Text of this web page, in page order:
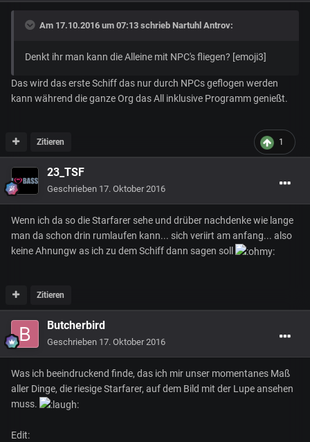
Am 17.10.2016 um 07:13 schrieb Nartuhl Antrov:
Denkt ihr man kann die Alleine mit NPC's fliegen? [emoji3]
Das wird das erste Schiff das nur durch NPCs geflogen werden
kann während die ganze Org das All inklusive Programm genießt.
1
Zitieren
23_TSF
Geschrieben 17. Oktober 2016
Wenn ich da so die Starfarer sehe und drüber nachdenke wie lange
man da schon drin rumlaufen kann... sich veriirt am anfang... also
keine Ahnungw as ich zu dem Schiff dann sagen soll
Zitieren
Butcherbird
Geschrieben 17. Oktober 2016
Was ich beeindruckend finde, das ich mir unser momentanes Maß
aller Dinge, die riesige Starfarer, auf dem Bild mit der Lupe ansehen
muss.
Edit: